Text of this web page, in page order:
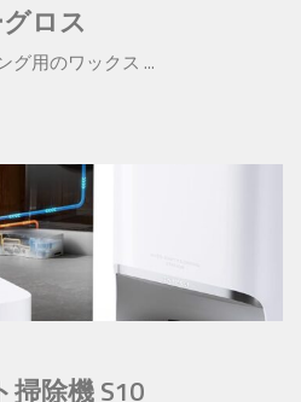
ロス
グ用のワックス ...
除機 S10